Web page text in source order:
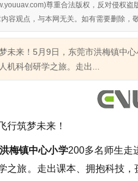
尊重合法版权，反对侵权
容观点，与本网无关。如有需要删除，
未来！5月9日，东莞市洪梅镇中
机科创研学之旅。走出...
行筑梦未来！
梅镇中心小学200多名师生走
之旅。走出课本、拥抱科技